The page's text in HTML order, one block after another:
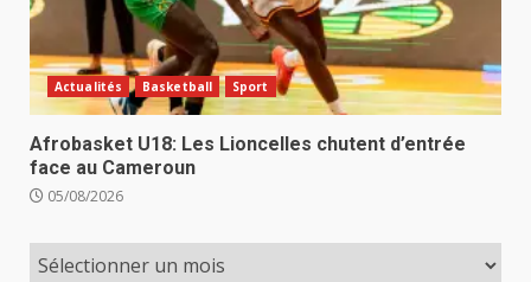
Actualités Basketball Sport
Afrobasket U18: Les Lioncelles chutent d’entrée
face au Cameroun
05/08/2026